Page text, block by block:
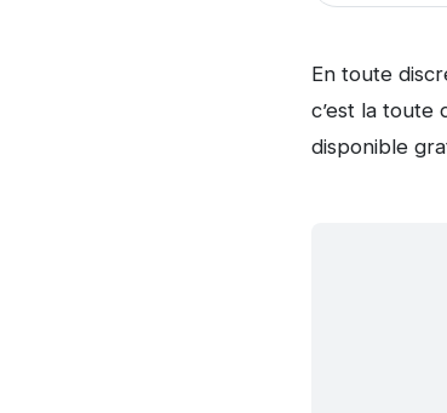
En toute
c’est la toute
disponible